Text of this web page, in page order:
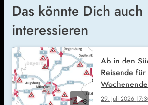
Das könnte Dich auch
interessieren
29. Juli 2026
Ab in den
Reisende